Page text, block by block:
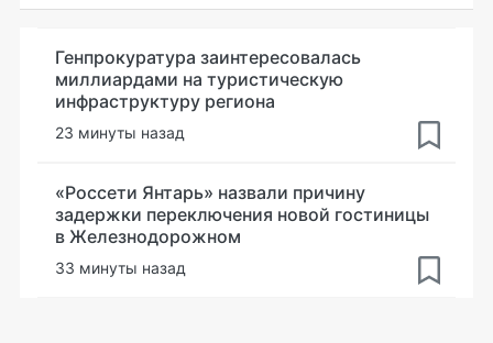
Генпрокуратура заинтересовалась
миллиардами на туристическую
инфраструктуру региона
23 минуты назад
«Россети Янтарь» назвали причину
задержки переключения новой гостиницы
в Железнодорожном
33 минуты назад